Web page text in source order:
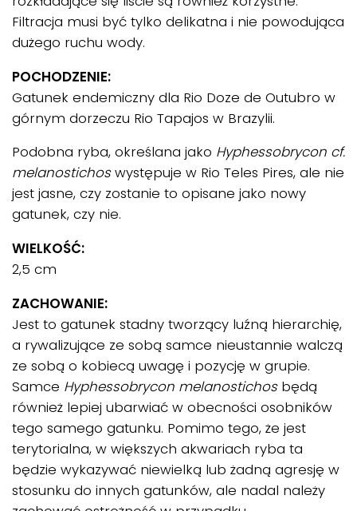
Filtracja musi być tylko delikatna i nie powodująca
dużego ruchu wody.
POCHODZENIE:
Gatunek endemiczny dla Rio Doze de Outubro w
górnym dorzeczu Rio Tapajos w Brazylii.
Podobna ryba, określana jako Hyphessobrycon cf.
melanostichoswystępuje w Rio Teles Pires, ale nie
jest jasne, czy zostanie to opisane jako nowy
gatunek, czy nie.
WIELKOŚĆ:
2,5 cm
ZACHOWANIE:
Jest to gatunek stadny tworzący luźną hierarchię,
a rywalizujące ze sobą samce nieustannie walczą
ze sobą o kobiecą uwagę i pozycję w grupie.
Samce Hyphessobrycon melanostichosbędą
również lepiej ubarwiać w obecności osobników
tego samego gatunku. Pomimo tego, że jest
terytorialna, w większych akwariach ryba ta
będzie wykazywać niewielką lub żadną agresję w
stosunku do innych gatunków, ale nadal należy